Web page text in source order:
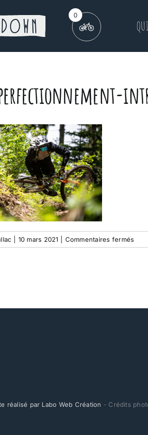
10 mars 2021 Commentaires ferméssur
réalisé par Labo Web Création - Crédits
0